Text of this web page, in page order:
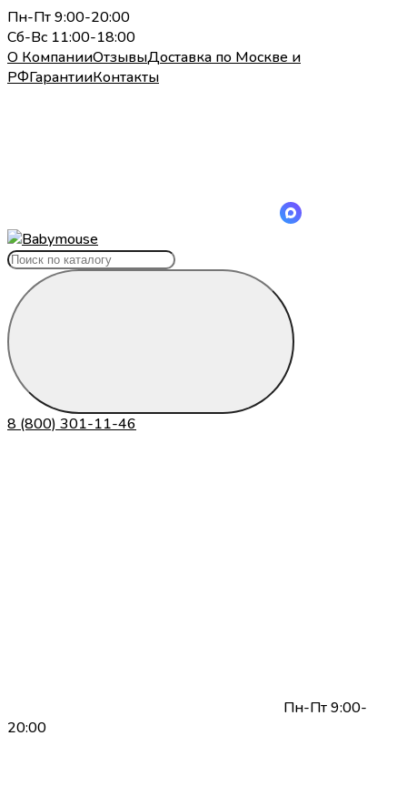
Пн-Пт 9:00-20:00
Сб-Вс 11:00-18:00
О КомпанииОтзывыДоставка по Москве и
РФГарантииКонтакты
8 (800) 301-11-46
Пн-Пт 9:00-
20:00